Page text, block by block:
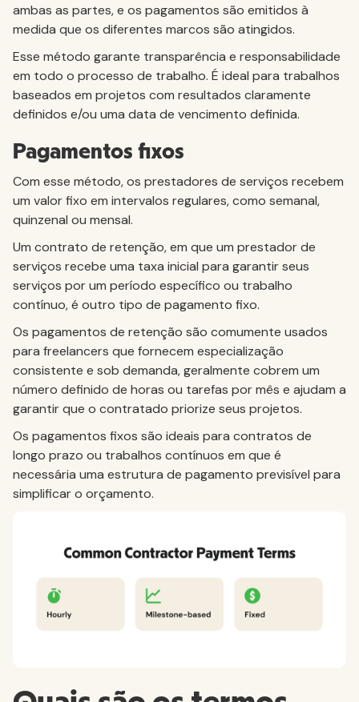
ambas as partes, e os pagamentos são emitidos à
medida que os diferentes marcos são atingidos.
Esse método garante transparência e responsabilidade
em todo o processo de trabalho. É ideal para trabalhos
baseados em projetos com resultados claramente
definidos e/ou uma data de vencimento definida.
Pagamentos fixos
Com esse método, os prestadores de serviços recebem
um valor fixo em intervalos regulares, como semanal,
quinzenal ou mensal.
Um contrato de retenção, em que um prestador de
serviços recebe uma taxa inicial para garantir seus
serviços por um período específico ou trabalho
contínuo, é outro tipo de pagamento fixo.
Os pagamentos de retenção são comumente usados
para freelancers que fornecem especialização
consistente e sob demanda, geralmente cobrem um
número definido de horas ou tarefas por mês e ajudam a
garantir que o contratado priorize seus projetos.
Os pagamentos fixos são ideais para contratos de
longo prazo ou trabalhos contínuos em que é
necessária uma estrutura de pagamento previsível para
simplificar o orçamento.